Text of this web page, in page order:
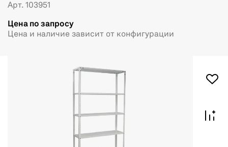
Арт. 103951
Цена по запросу
Цена и наличие зависит от конфигурации